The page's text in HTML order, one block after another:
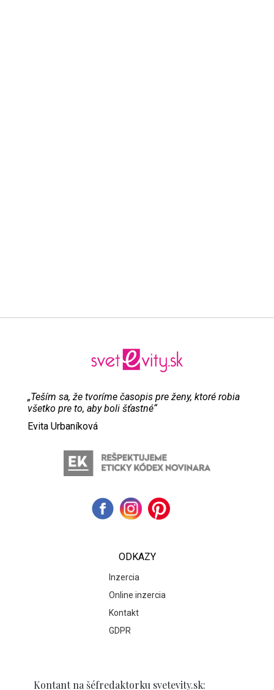
„Teším sa, že tvoríme časopis pre ženy, ktoré robia
všetko pre to, aby boli šťastné“
Evita Urbaníková
ODKAZY
Inzercia
Online inzercia
Kontakt
GDPR
Kontant na šéfredaktorku svetevity.sk: